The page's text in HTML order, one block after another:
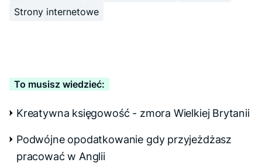
Strony internetowe
To musisz wiedzieć:
Kreatywna księgowość - zmora Wielkiej Brytanii
Podwójne opodatkowanie gdy przyjeżdżasz
pracować w Anglii